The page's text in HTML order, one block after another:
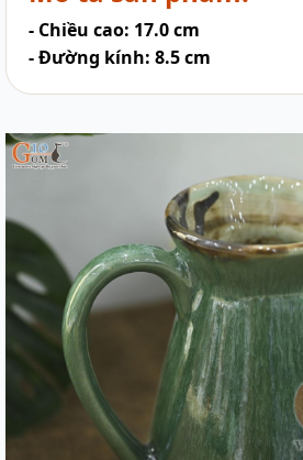
- Chiều cao: 17.0 cm
- Đường kính: 8.5 cm